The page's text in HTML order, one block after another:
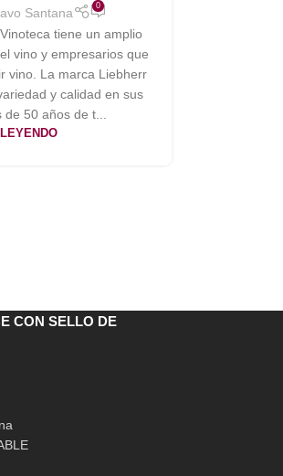
Santana 0
tiene un amplio
vino y empresarios que
vino. La marca Liebherr
y calidad en sus
50 años de t...
CON SELLO DE